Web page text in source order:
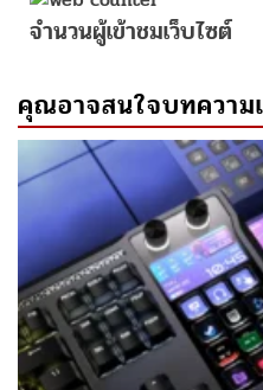
จำนวนผู้เข้าชมเว็บไซต์
คุณอาจสนใจบทความ